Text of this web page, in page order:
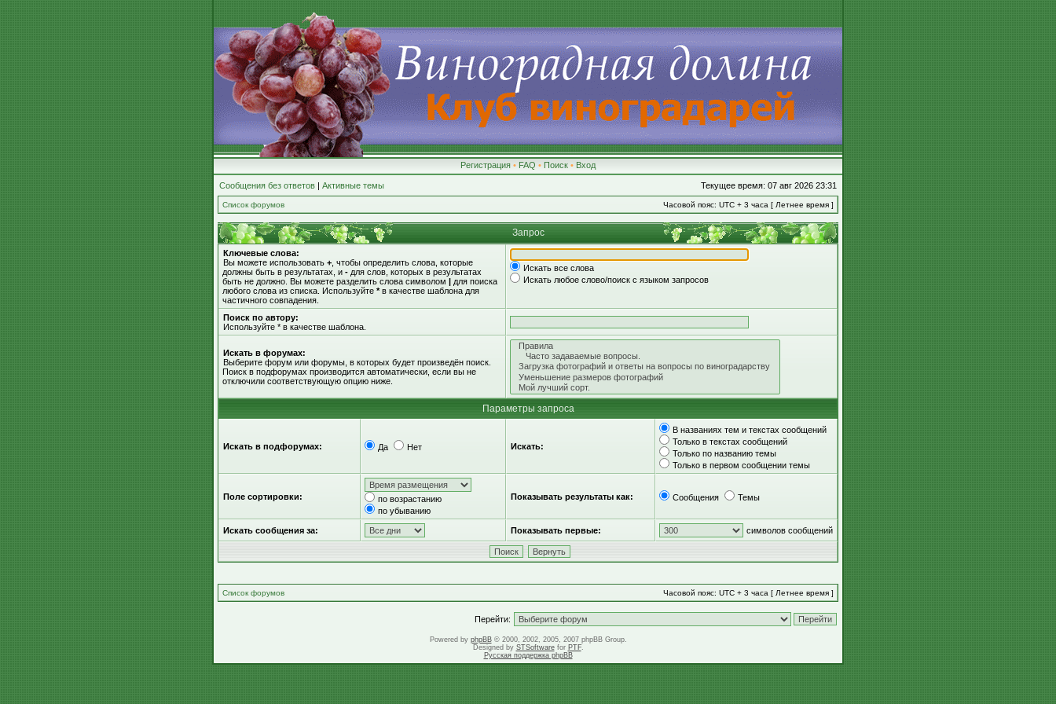
Регистрация • FAQ • Поиск • Вход
Сообщения без ответов | Активные темы Текущее время: 07 авг 2026 23:31
Список форумов Часовой пояс: UTC + 3 часа [ Летнее время ]
Запрос
Ключевые слова:
Вы можете использовать + , чтобы определить слова, которые
должны быть в результатах, и - для слов, которых в результатах
быть не должно. Вы можете разделить слова символом | для поиска
любого слова из списка. Используйте *в качестве шаблона для
частичного совпадения.
Искать все слова
Искать любое слово/поиск с языком запросов
Поиск по автору:
Используйте * в качестве шаблона.
Искать в форумах:
Выберите форум или форумы, в которых будет произведён поиск.
Поиск в подфорумах производится автоматически, если вы не
отключили соответствующую опцию ниже.
Параметры запроса
Искать в подфорумах: Да Нет Искать:
В названиях тем и текстах сообщений
Только в текстах сообщений
Только по названию темы
Только в первом сообщении темы
Поле сортировки:
по возрастанию
по убыванию
Показывать результаты как: Сообщения Темы
Искать сообщения за: Показывать первые: символов сообщений
Список форумов Часовой пояс: UTC + 3 часа [ Летнее время ]
Перейти:
Powered by phpBB© 2000, 2002, 2005, 2007 phpBB Group.
Designed by STSoftwarefor PTF.
Русская поддержка phpBB